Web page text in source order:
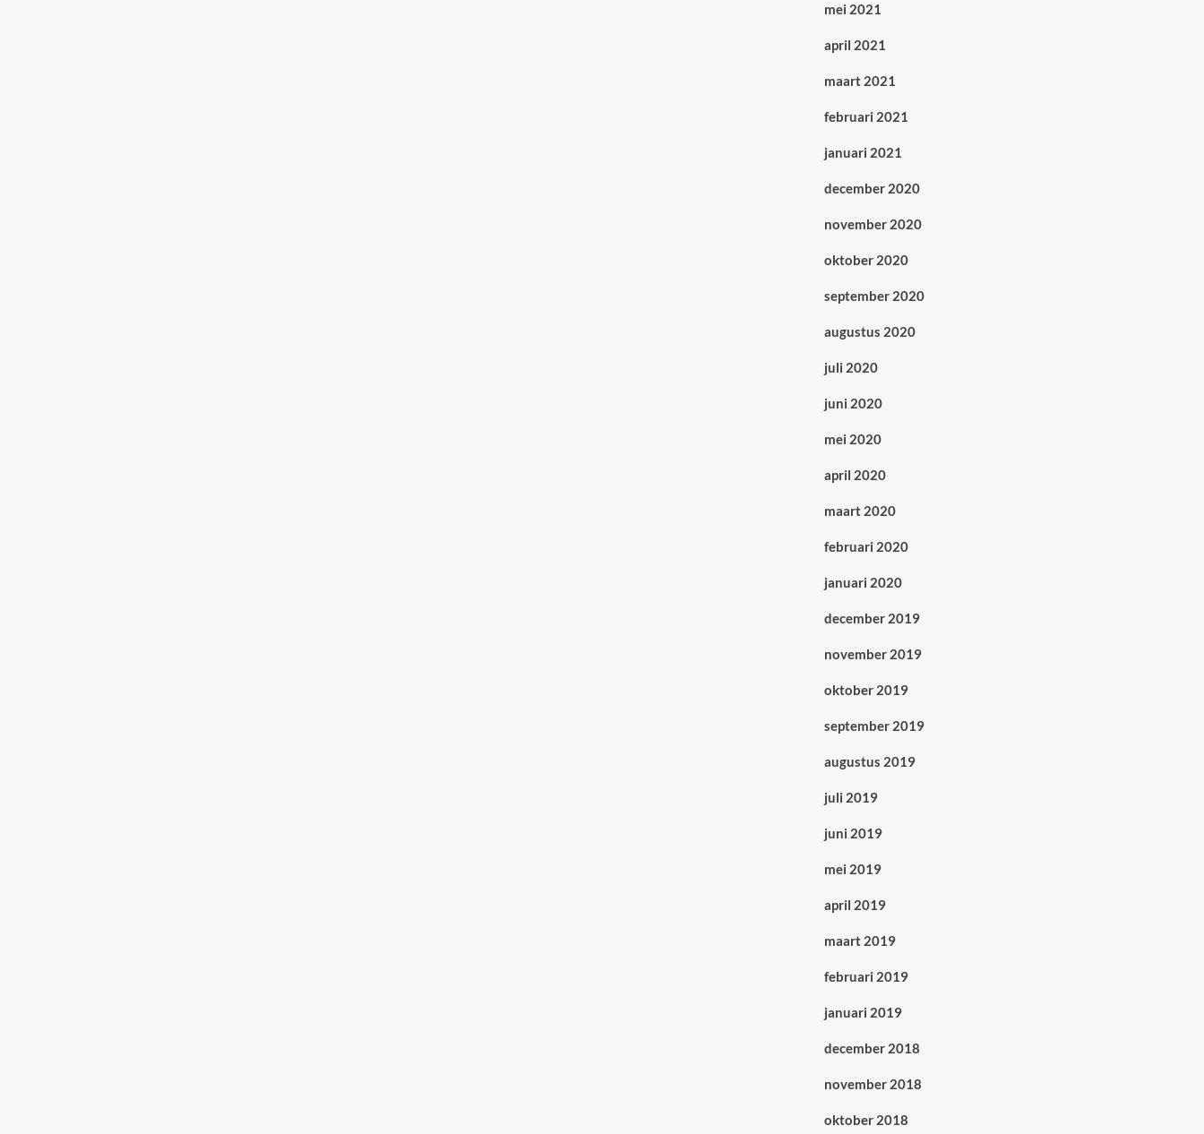
mei 2021
april 2021
maart 2021
februari 2021
januari 2021
december 2020
november 2020
oktober 2020
september 2020
augustus 2020
juli 2020
juni 2020
mei 2020
april 2020
maart 2020
februari 2020
januari 2020
december 2019
november 2019
oktober 2019
september 2019
augustus 2019
juli 2019
juni 2019
mei 2019
april 2019
maart 2019
februari 2019
januari 2019
december 2018
november 2018
oktober 2018